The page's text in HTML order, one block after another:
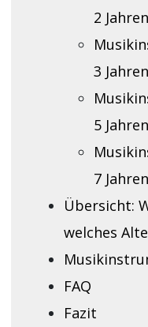
2 Jahren
3 Jahren
5 Jahren
7 Jahren
Übersicht:
welches
FAQ
Fazit